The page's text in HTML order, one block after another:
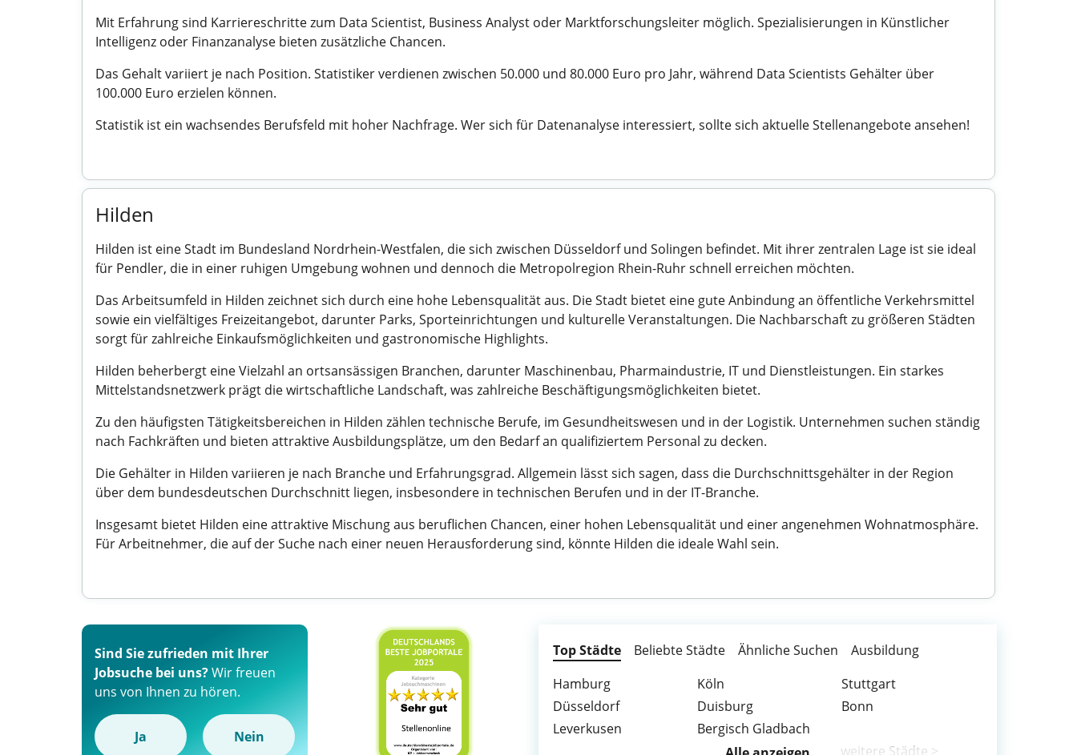
Mit Erfahrung sind Karriereschritte zum Data Scientist, Business Analyst oder Marktforschungsleiter möglich. Spezialisierungen in Künstlicher
Intelligenz oder Finanzanalyse bieten zusätzliche Chancen.
Das Gehalt variiert je nach Position. Statistiker verdienen zwischen 50.000 und 80.000 Euro pro Jahr, während Data Scientists Gehälter über
100.000 Euro erzielen können.
Statistik ist ein wachsendes Berufsfeld mit hoher Nachfrage. Wer sich für Datenanalyse interessiert, sollte sich aktuelle Stellenangebote ansehen!
Hilden
Hilden ist eine Stadt im Bundesland Nordrhein-Westfalen, die sich zwischen Düsseldorf und Solingen befindet. Mit ihrer zentralen Lage ist sie ideal
für Pendler, die in einer ruhigen Umgebung wohnen und dennoch die Metropolregion Rhein-Ruhr schnell erreichen möchten.
Das Arbeitsumfeld in Hilden zeichnet sich durch eine hohe Lebensqualität aus. Die Stadt bietet eine gute Anbindung an öffentliche Verkehrsmittel
sowie ein vielfältiges Freizeitangebot, darunter Parks, Sporteinrichtungen und kulturelle Veranstaltungen. Die Nachbarschaft zu größeren Städten
sorgt für zahlreiche Einkaufsmöglichkeiten und gastronomische Highlights.
Hilden beherbergt eine Vielzahl an ortsansässigen Branchen, darunter Maschinenbau, Pharmaindustrie, IT und Dienstleistungen. Ein starkes
Mittelstandsnetzwerk prägt die wirtschaftliche Landschaft, was zahlreiche Beschäftigungsmöglichkeiten bietet.
Zu den häufigsten Tätigkeitsbereichen in Hilden zählen technische Berufe, im Gesundheitswesen und in der Logistik. Unternehmen suchen ständig
nach Fachkräften und bieten attraktive Ausbildungsplätze, um den Bedarf an qualifiziertem Personal zu decken.
Die Gehälter in Hilden variieren je nach Branche und Erfahrungsgrad. Allgemein lässt sich sagen, dass die Durchschnittsgehälter in der Region
über dem bundesdeutschen Durchschnitt liegen, insbesondere in technischen Berufen und in der IT-Branche.
Insgesamt bietet Hilden eine attraktive Mischung aus beruflichen Chancen, einer hohen Lebensqualität und einer angenehmen Wohnatmosphäre.
Für Arbeitnehmer, die auf der Suche nach einer neuen Herausforderung sind, könnte Hilden die ideale Wahl sein.
Sind Sie zufrieden mit Ihrer
Jobsuche bei uns?Wir freuen
uns von Ihnen zu hören.
Ja Nein
Top Städte Beliebte Städte Ähnliche Suchen
Ausbildung
Hamburg
Köln
Stuttgart
Düsseldorf
Duisburg
Bonn
Leverkusen
Bergisch Gladbach
weitere Städte >